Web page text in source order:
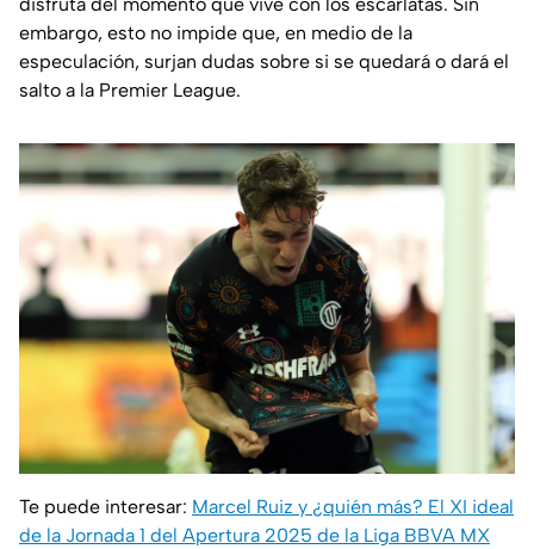
embargo, esto no impide que, en medio de la
especulación, surjan dudas sobre si se quedará o dará el
salto a la Premier League.
Te puede interesar: Marcel Ruiz y ¿quién más? El XI ideal
de la Jornada 1 del Apertura 2025 de la Liga BBVA MX